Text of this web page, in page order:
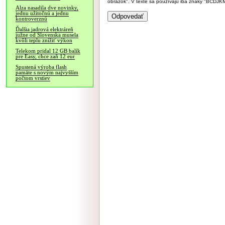
Alza nasadila dve novinky,
jednu užitočnú a jednu
kontroverznú
Ďalšia jadrová elektráreň
južne od Slovenska musela
kvôli teplu znížiť výkon
Telekom pridal 12 GB balík
pre Easy, chce zaň 12 eur
Spustená výroba flash
pamäte s novým najvyšším
počtom vrstiev
obrázok". V texte sa používajú iba znaky